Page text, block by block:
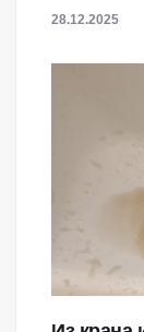
28.12.2025